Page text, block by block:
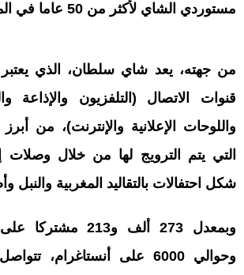
مستوردي الشاي لأكثر من 50 عاما في المغرب.
من جهته، يعد شاي سلطان، الذي
قنوات الاتصال (التلفزيون والإذاعة
واللوحات الإعلانية والإنترنت)، من أبرز
التي يتم الترويج لها من خلال وصلات
شكل احتفالات بالتقاليد المغربية والنبل
وبمعدل 273 ألف
وحوالي 6000 على أنستاغرام،